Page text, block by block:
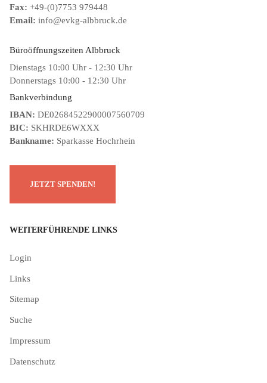
Fax: +49-(0)7753 979448
Email: info@evkg-albbruck.de
Büroöffnungszeiten Albbruck
Dienstags 10:00 Uhr - 12:30 Uhr
Donnerstags 10:00 - 12:30 Uhr
Bankverbindung
IBAN: DE02684522900007560709
BIC: SKHRDE6WXXX
Bankname: Sparkasse Hochrhein
WEITERFÜHRENDE LINKS
Login
Links
Sitemap
Suche
Impressum
Datenschutz